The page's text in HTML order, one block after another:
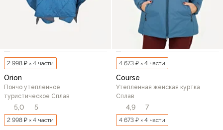
2 998 ₽ × 4 части
Orion
Пончо утепленное
туристическое Сплав
5,0 5
2 998 ₽ × 4 части
4 673 ₽ × 4 части
Course
Утепленная женская куртка
Сплав
4,9 7
4 673 ₽ × 4 части